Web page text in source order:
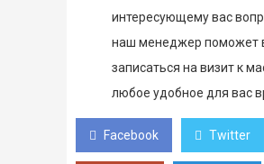
интересующему вас
наш менеджер поможет
записаться на визит к
любое удобное для вас
Facebook Twitter